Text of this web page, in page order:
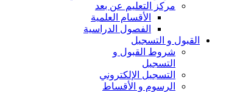
مركز التعليم عن بعد
الأقسام العلمية
الفصول الدراسية
القبول و التسجيل
شروط القبول و
التسجيل
التسجيل الإلكتروني
الرسوم و الأقساط